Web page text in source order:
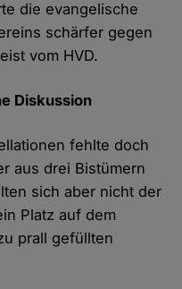
die evangelische
schärfer gegen
vom HVD.
Diskussion
fehlte doch
aus drei Bistümern
sich aber nicht der
Platz auf dem
prall gefüllten